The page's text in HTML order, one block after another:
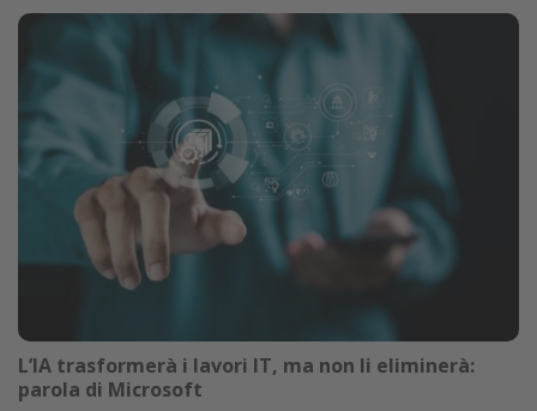
L’IA trasformerà i lavori IT, ma non li eliminerà:
parola di Microsoft